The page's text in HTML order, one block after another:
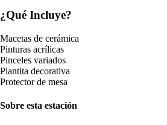
¿Qué Incluye?
Macetas de cerámica
Pinturas acrílicas
Pinceles variados
Plantita decorativa
Protector de mesa
Sobre esta estación